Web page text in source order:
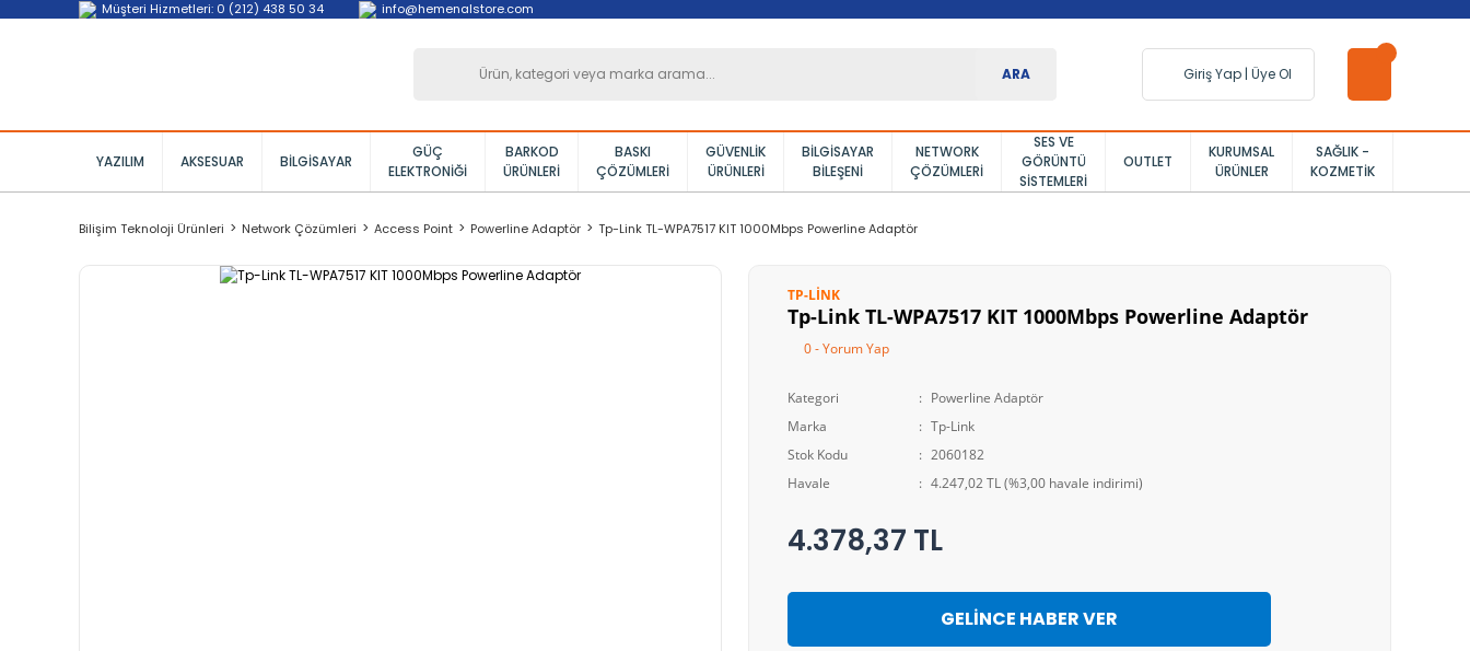
Müşteri Hizmetleri: 0 (212) 438 50 34 info@hemenalstore.com
ARA Giriş Yap | Üye Ol
YAZILIM AKSESUAR BILGISAYAR
GÜÇ
ELEKTRONIĞI
BARKOD
ÜRÜNLERI
BASKI
ÇÖZÜMLERI
GÜVENLIK
ÜRÜNLERI
BILGISAYAR
BILEŞENI
NETWORK
ÇÖZÜMLERI
SES VE
GÖRÜNTÜ
SISTEMLERI
OUTLET
KURUMSAL
ÜRÜNLER
SAĞLIK -
KOZMETIK
Bilişim Teknoloji Ürünleri Network Çözümleri Access Point Powerline Adaptör Tp-Link TL-WPA7517 KIT 1000Mbps Powerline Adaptör
TP-LINK
Tp-Link TL-WPA7517 KIT 1000Mbps Powerline Adaptör
0 - Yorum Yap
Kategori
Powerline Adaptör
Marka
Tp-Link
Stok Kodu
2060182
Havale
4.247,02 TL (%3,00 havale indirimi)
4.378,37 TL
GELİNCE HABER VER